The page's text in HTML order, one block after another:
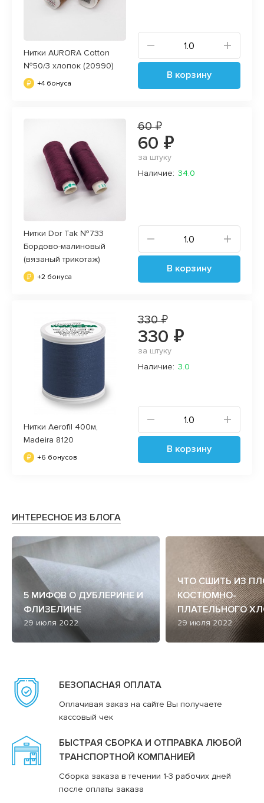
Нитки AURORA Cotton
№50/3 хлопок (20990)
+4 бонуса
В корзину
Нитки Dor Tak №733
Бордово-малиновый
(вязаный трикотаж)
+2 бонуса
60 ₽
60 ₽
за штуку
Наличие: 34.0
В корзину
Нитки Aerofil 400м,
Madeira 8120
+6 бонусов
330 ₽
330 ₽
за штуку
Наличие: 3.0
В корзину
ИНТЕРЕСНОЕ ИЗ БЛОГА
5 МИФОВ О ДУБЛЕРИНЕ И
ФЛИЗЕЛИНЕ
29 июля 2022
ЧТО СШИТЬ ИЗ
КОСТЮМНО-
ПЛАТЕЛЬНОГО
29 июля 2022
БЕЗОПАСНАЯ ОПЛАТА
Оплачивая заказ на сайте Вы получаете
кассовый чек
БЫСТРАЯ СБОРКА И ОТПРАВКА ЛЮБОЙ
ТРАНСПОРТНОЙ КОМПАНИЕЙ
Сборка заказа в течении 1-3 рабочих дней
после оплаты заказа